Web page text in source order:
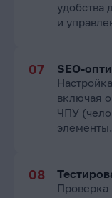
удобства
и
SEO-
включая
ЧПУ
элементы.
Проверка